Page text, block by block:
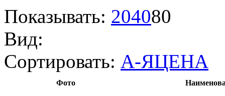
Показывать: 204080
Вид:
Сортировать: А-ЯЦЕНА
Фото